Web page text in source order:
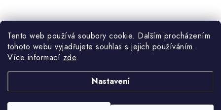
Tento web používá soubory cookie. Dalším procházením
tohoto webu vyjadřujete souhlas s jejich používáním..
Více informací zde.
Nastavení